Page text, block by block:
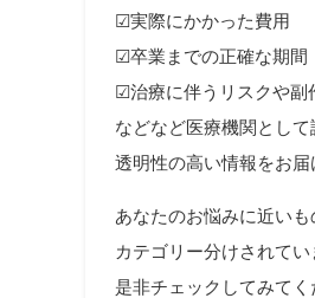
☑︎実際にかかった費用
☑︎卒業までの正確な期間
☑︎治療に伴うリスクや副
などなど医療機関として
透明性の高い情報をお届
あなたのお悩みに近い
カテゴリー分けされて
是非チェックしてみてく